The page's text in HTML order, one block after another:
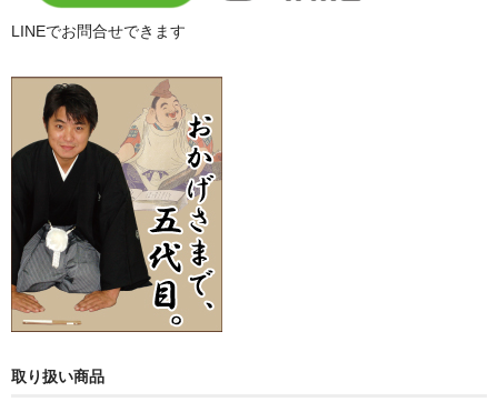
LINEでお問合せできます
取り扱い商品